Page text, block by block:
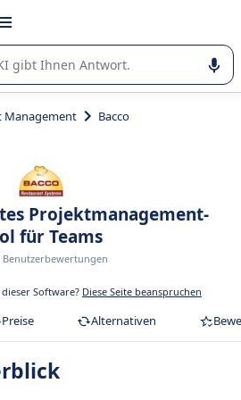
mit
bei der Nutzung oder Auswahl
Management Bacco
Projektmanagement-
für Teams
Benutzerbewertungen
Software? Diese Seite beanspruchen
Preise Alternativen